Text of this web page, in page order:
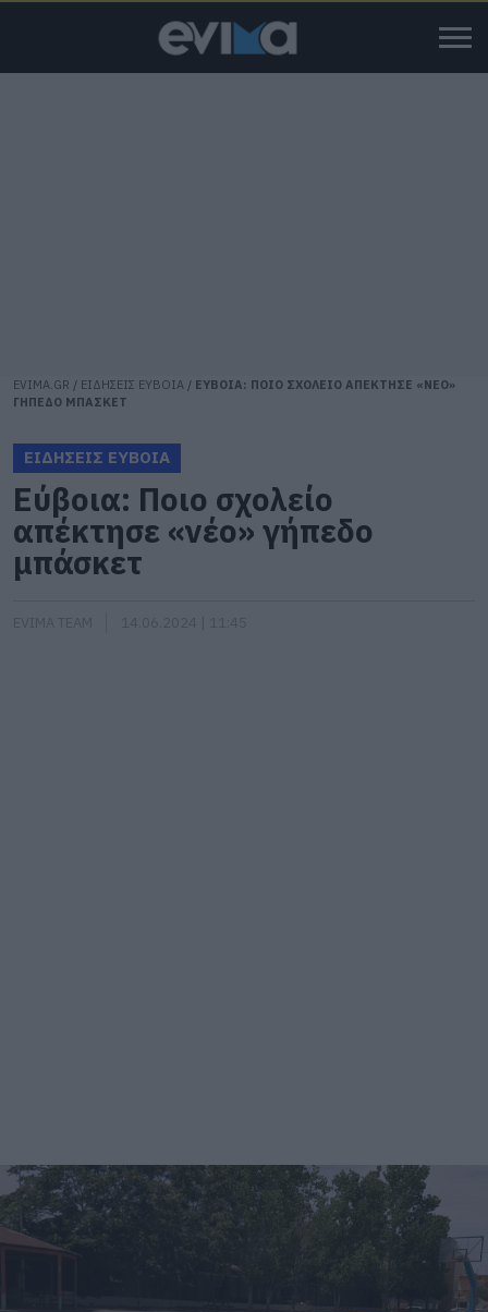
EVIMA.GR / ΕΙΔΗΣΕΙΣ ΕΥΒΟΙΑ / ΕΥΒΟΙΑ: ΠΟΙΟ ΣΧΟΛΕΙΟ ΑΠΕΚΤΗΣΕ «ΝΕΟ»
ΓΗΠΕΔΟ ΜΠΑΣΚΕΤ
ΕΙΔΗΣΕΙΣ ΕΥΒΟΙΑ
Εύβοια: Ποιο σχολείο
απέκτησε «νέο» γήπεδο
μπάσκετ